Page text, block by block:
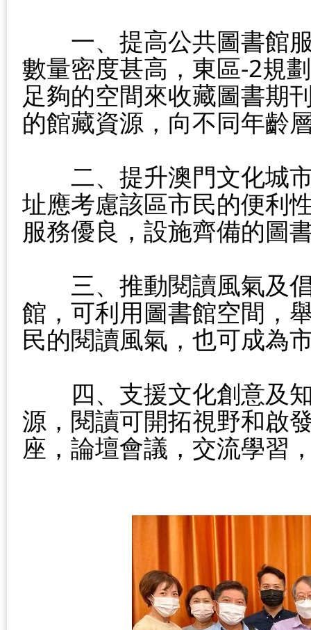
一、提高公共圖書館服
數量密度甚高，東區-2規
足夠的空間來收藏圖書期
的館藏資源，向不同年齡
二、提升澳門文化城市
址應考慮該區市民的便利
服務優良，設施齊備的圖
三、推動閱讀風氣及倡
館，可利用圖書館空間，
民的閱讀風氣，也可成為
四、支援文化創意及知
源，閱讀可開拓視野和啟
座，論壇會議，交流學習